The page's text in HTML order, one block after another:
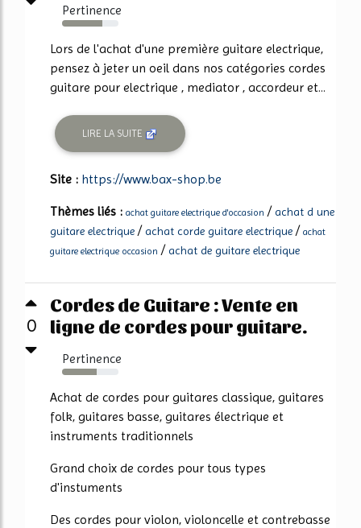
Pertinence
71%
Lors de l'achat d'une première guitare electrique,
pensez à jeter un oeil dans nos catégories cordes
guitare pour electrique , mediator , accordeur et...
LIRE LA SUITE
Site : https://www.bax-shop.be
Thèmes liés : achat guitare electrique d'occasion /achat d une
guitare electrique /achat corde guitare electrique / achat
guitare electrique occasion /achat de guitare electrique
0
Cordes de Guitare : Vente en
ligne de cordes pour guitare.
Pertinence
62%
Achat de cordes pour guitares classique, guitares
folk, guitares basse, guitares électrique et
instruments traditionnels
Grand choix de cordes pour tous types
d'instuments
Des cordes pour violon, violoncelle et contrebasse